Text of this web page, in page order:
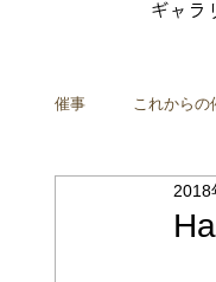
ギャラ
催事 これからの
ファッション2018